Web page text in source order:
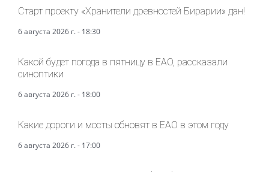
Старт проекту «Хранители древностей Бирарии» дан!
6 августа 2026 г. - 18:30
Какой будет погода в пятницу в ЕАО, рассказали
синоптики
6 августа 2026 г. - 18:00
Какие дороги и мосты обновят в ЕАО в этом году
6 августа 2026 г. - 17:00